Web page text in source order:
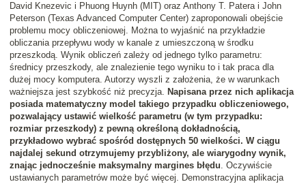
David Knezevic i Phuong Huynh (MIT) oraz Anthony T. Patera i John
Peterson (Texas Advanced Computer Center) zaproponowali obejście
problemu mocy obliczeniowej. Można to wyjaśnić na przykładzie
obliczania przepływu wody w kanale z umieszczoną w środku
przeszkodą. Wynik obliczeń zależy od jednego tylko parametru:
średnicy przeszkody, ale znalezienie tego wyniku to i tak praca dla
dużej mocy komputera. Autorzy wyszli z założenia, że w warunkach
ważniejsza jest szybkość niż precyzja. Napisana przez nich aplikacja
posiada matematyczny model takiego przypadku obliczeniowego,
pozwalający ustawić wielkość parametru (w tym przypadku:
rozmiar przeszkody) z pewną określoną dokładnością,
przykładowo wybrać spośród dostępnych 50 wielkości. W ciągu
najdalej sekund otrzymujemy przybliżony, ale wiarygodny wynik,
znając jednocześnie maksymalny margines błędu. Oczywiście
ustawianych parametrów może być więcej. Demonstracyjna aplikacja